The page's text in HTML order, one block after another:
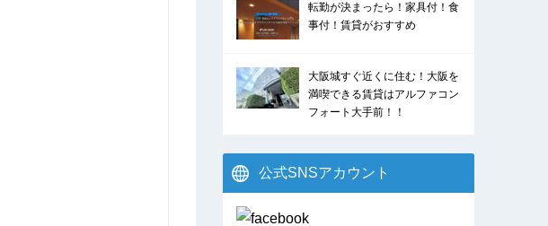
転勤が決まったら！家具付！食
事付！賃貸がおすすめ
大阪城すぐ近くに住む！大阪を
満喫できる賃貸はアルファコン
フォート大手前！！
公式SNSアカウント